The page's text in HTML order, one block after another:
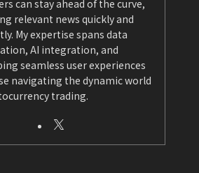
can stay ahead of the curve,
relevant news quickly and
My expertise spans data
AI integration, and
seamless user experiences
navigating the dynamic world
trading.